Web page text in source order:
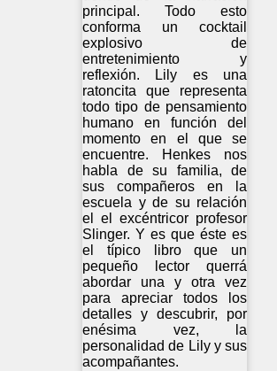
principal. Todo esto
conforma un cocktail
explosivo de
entretenimiento y
reflexión. Lily es una
ratoncita que representa
todo tipo de pensamiento
humano en función del
momento en el que se
encuentre. Henkes nos
habla de su familia, de
sus compañeros en la
escuela y de su relación
el el excéntricor profesor
Slinger. Y es que éste es
el típico libro que un
pequeño lector querrá
abordar una y otra vez
para apreciar todos los
detalles y descubrir, por
enésima vez, la
personalidad de Lily y sus
acompañantes.